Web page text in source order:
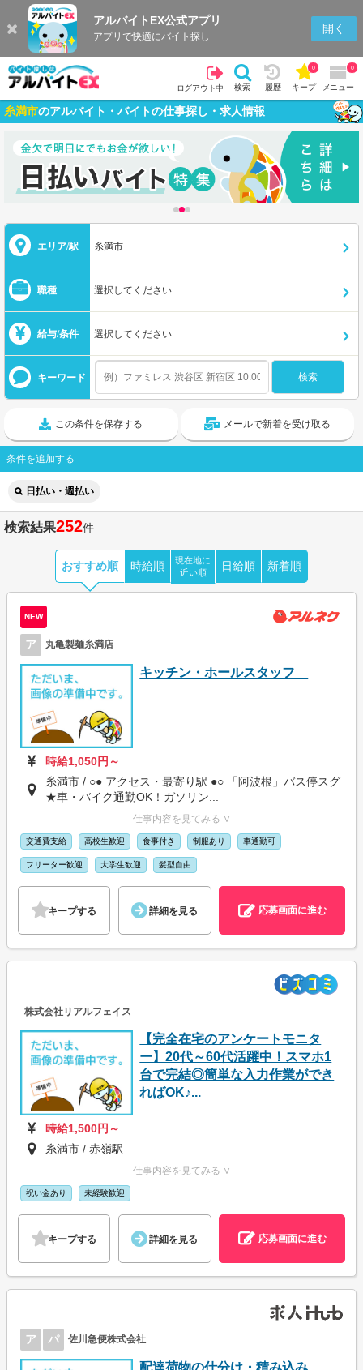
アルバイトEX公式アプリ
アプリで快適にバイト探し
開く
ログアウト中 検索 履歴 キープ
0
メニュー
0
糸満市のアルバイト・バイトの仕事探し・求人情報
エリア/駅 糸満市
職種 選択してください
給与/条件 選択してください
キーワード
この条件を保存する メールで新着を受け取る
条件を追加する
日払い・週払い
検索結果252件
おすすめ順 時給順
現在地に
近い順
日給順 新着順
NEW
ア 丸亀製麺糸満店
キッチン・ホールスタッフ
時給1,050円～
糸満市 / ○● アクセス・最寄り駅 ●○ 「阿波根」バス停スグ
★車・バイク通勤OK！ガソリン...
仕事内容を見てみる ∨
交通費支給 高校生歓迎 食事付き 制服あり 車通勤可
フリーター歓迎 大学生歓迎 髪型自由
キープする 詳細を見る 応募画面に進む
株式会社リアルフェイス
【完全在宅のアンケートモニタ
ー】20代～60代活躍中！スマホ1
台で完結◎簡単な入力作業ができ
ればOK♪...
時給1,500円～
糸満市 / 赤嶺駅
仕事内容を見てみる ∨
祝い金あり 未経験歓迎
キープする 詳細を見る 応募画面に進む
ア パ 佐川急便株式会社
配達荷物の仕分け・積み込み